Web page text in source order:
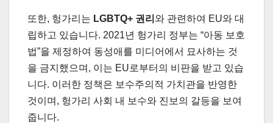
또한, 헝가리는 LGBTQ+ 권리 와 관련하여 EU와 대
립하고 있습니다. 2021년 헝가리 정부는 “아동 보호
법”을 제정하여 동성애를 미디어에서 묘사하는 것
을 금지했으며, 이는 EU로부터의 비판을 받고 있습
니다. 이러한 정책은 보수주의적 가치관을 반영한
것이며, 헝가리 사회 내 보수와 진보의 갈등을 보여
줍니다.